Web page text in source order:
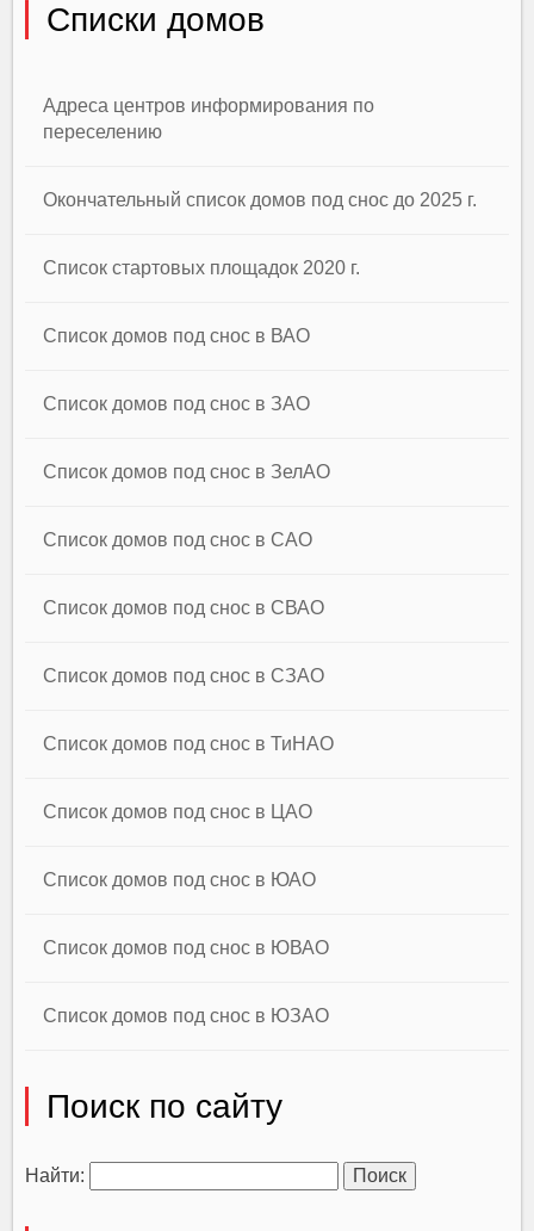
Списки домов
Адреса центров информирования по
переселению
Окончательный список домов под снос до 2025 г.
Список стартовых площадок 2020 г.
Список домов под снос в ВАО
Список домов под снос в ЗАО
Список домов под снос в ЗелАО
Список домов под снос в САО
Список домов под снос в СВАО
Список домов под снос в СЗАО
Список домов под снос в ТиНАО
Список домов под снос в ЦАО
Список домов под снос в ЮАО
Список домов под снос в ЮВАО
Список домов под снос в ЮЗАО
Поиск по сайту
Найти: